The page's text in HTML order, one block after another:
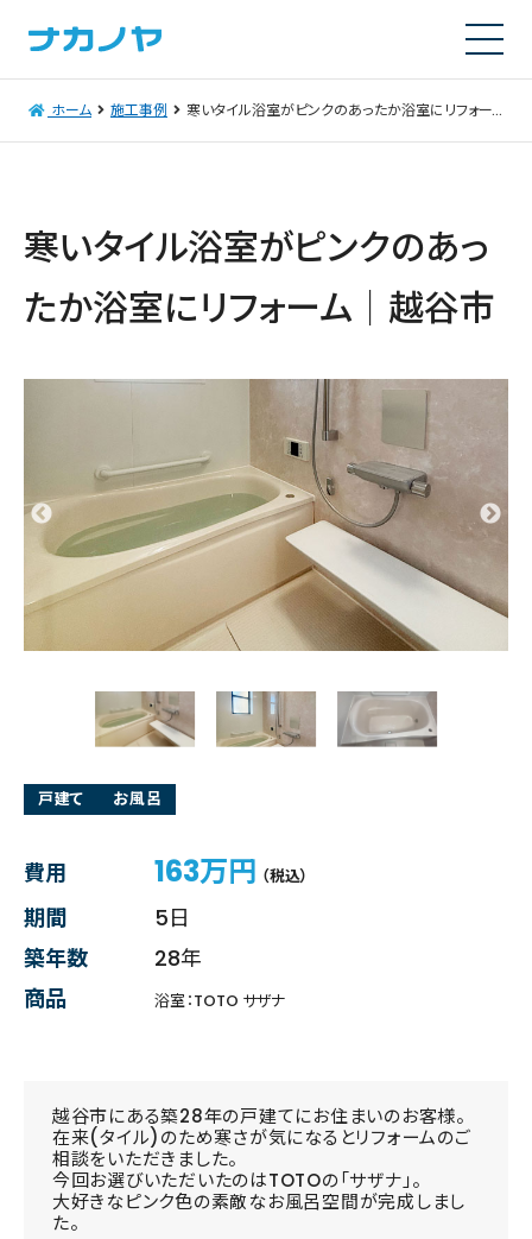
ホーム 施工事例 寒いタイル浴室がピンクのあったか浴室にリフォーム｜越谷市
寒いタイル浴室がピンクのあっ
たか浴室にリフォーム｜越谷市
戸建て お風呂
費用 163万円 （税込）
期間
5日
築年数
28年
商品
浴室：TOTO サザナ
越谷市にある築28年の戸建てにお住まいのお客様。
在来(タイル)のため寒さが気になるとリフォームのご
相談をいただきました。
今回お選びいただいたのはTOTOの「サザナ」。
大好きなピンク色の素敵なお風呂空間が完成しまし
た。